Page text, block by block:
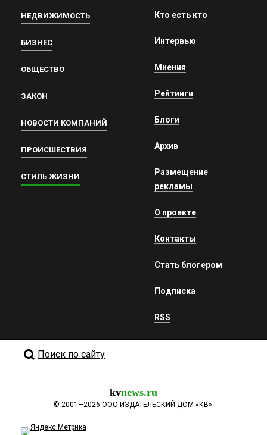
НЕДВИЖИМОСТЬ
БИЗНЕС
ОБЩЕСТВО
ЗАКОН
НОВОСТИ КОМПАНИЙ
ПРОИСШЕСТВИЯ
СТИЛЬ ЖИЗНИ
Кто есть кто
Интервью
Мнения
Рейтинги
Блоги
Архив
Размещение
рекламы
О проекте
Контакты
Стать блогером
Подписка
RSS
Поиск по сайту
kvnews.ru
© 2001—2026 ООО ИЗДАТЕЛЬСКИЙ ДОМ «КВ».